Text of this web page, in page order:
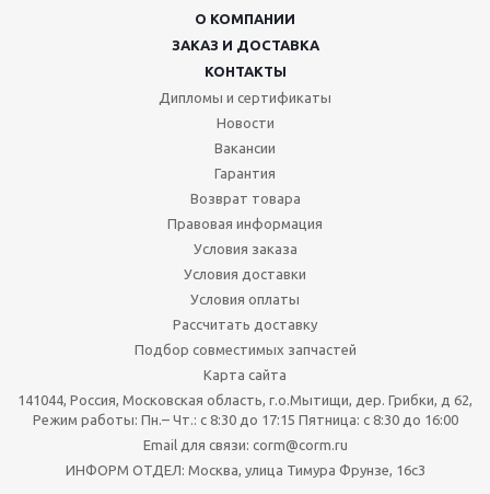
О КОМПАНИИ
ЗАКАЗ И ДОСТАВКА
КОНТАКТЫ
Дипломы и сертификаты
Новости
Вакансии
Гарантия
Возврат товара
Правовая информация
Условия заказа
Условия доставки
Условия оплаты
Рассчитать доставку
Подбор совместимых запчастей
Карта сайта
141044, Россия, Московская область, г.о.Мытищи, дер. Грибки, д 62,
Режим работы: Пн.– Чт.: с 8:30 до 17:15 Пятница: c 8:30 до 16:00
Email для связи: corm@corm.ru
ИНФОРМ ОТДЕЛ: Москва, улица Тимура Фрунзе, 16с3